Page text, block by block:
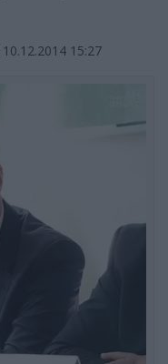
10.12.2014 15:27